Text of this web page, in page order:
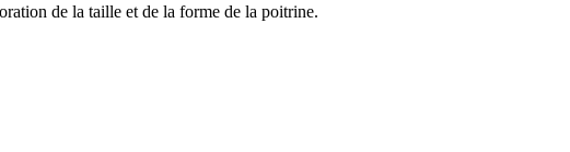
de la taille et de la forme de la poitrine.